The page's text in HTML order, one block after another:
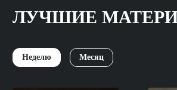
ЛУЧШИЕ
Неделю Месяц